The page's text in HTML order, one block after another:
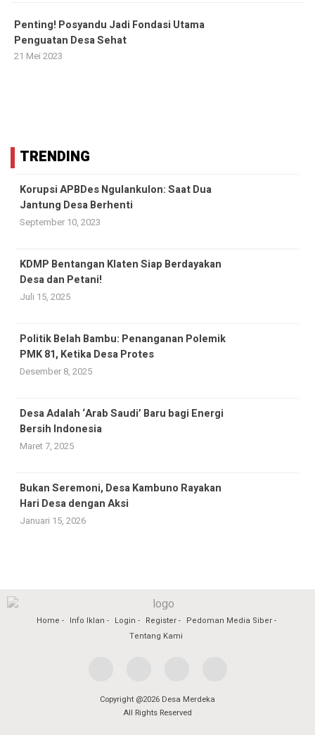
Penting! Posyandu Jadi Fondasi Utama
Penguatan Desa Sehat
21 Mei 2023
TRENDING
Korupsi APBDes Ngulankulon: Saat Dua
Jantung Desa Berhenti
September 10, 2023
KDMP Bentangan Klaten Siap Berdayakan
Desa dan Petani!
Juli 15, 2025
Politik Belah Bambu: Penanganan Polemik
PMK 81, Ketika Desa Protes
Desember 8, 2025
Desa Adalah ‘Arab Saudi’ Baru bagi Energi
Bersih Indonesia
Maret 7, 2025
Bukan Seremoni, Desa Kambuno Rayakan
Hari Desa dengan Aksi
Januari 15, 2026
Home Info Iklan Login Register
Pedoman Media Siber
Tentang Kami
Copyright @2026 Desa Merdeka
All Rights Reserved